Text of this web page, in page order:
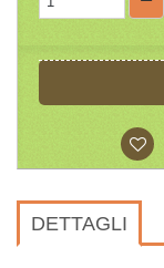
DETTAGLI